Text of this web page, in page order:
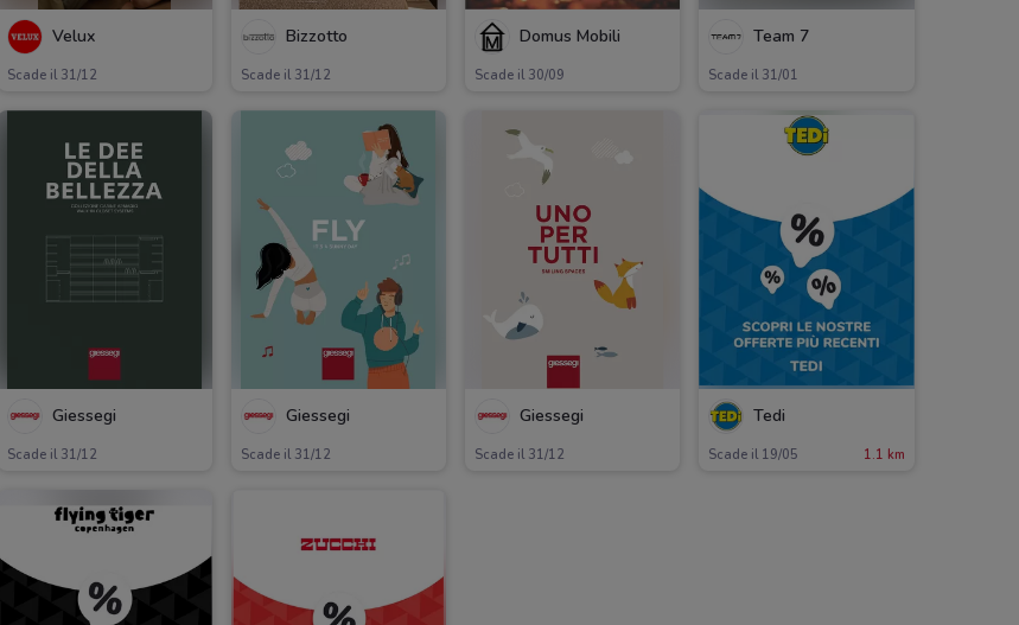
Velux
Scade il 31/12
Bizzotto
Scade il 31/12
Domus Mobili
Scade il 30/09
Team 7
Scade il 31/01
Giessegi
Scade il 31/12
Giessegi
Scade il 31/12
Giessegi
Scade il 31/12
Tedi
Scade il 19/05 1.1 km